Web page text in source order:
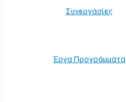
Συνεργασίες
Έργα Προγράμματα